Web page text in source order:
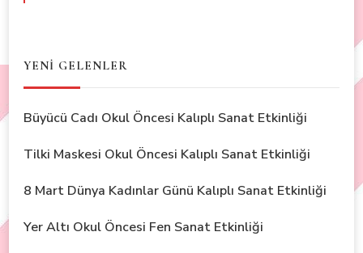
YENİ GELENLER
Büyücü Cadı Okul Öncesi Kalıplı Sanat Etkinliği
Tilki Maskesi Okul Öncesi Kalıplı Sanat Etkinliği
8 Mart Dünya Kadınlar Günü Kalıplı Sanat Etkinliği
Yer Altı Okul Öncesi Fen Sanat Etkinliği